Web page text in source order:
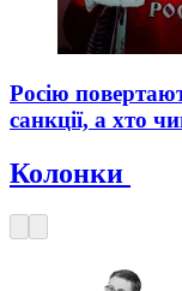
Росію
санкції, а хто
Колонки